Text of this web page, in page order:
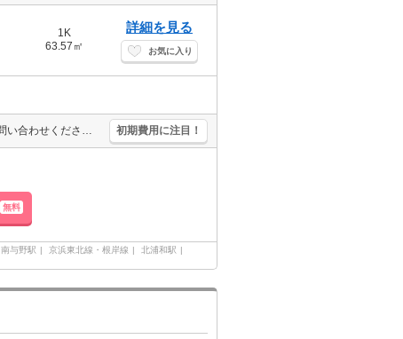
1K
63.57㎡
詳細を見る
お気に入り
スケルトン渡し。駅まで徒歩3分圏内!。すぐ内見できます。詳細はお問い合わせください。店長のお薦め物件。法人向け（即入居可能物件）。 初期費用に注目！
無料
南与野駅 京浜東北線・根岸線
北浦和駅